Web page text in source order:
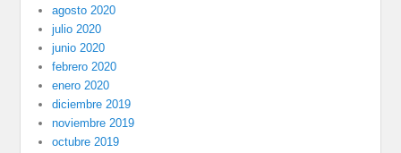
agosto 2020
julio 2020
junio 2020
febrero 2020
enero 2020
diciembre 2019
noviembre 2019
octubre 2019